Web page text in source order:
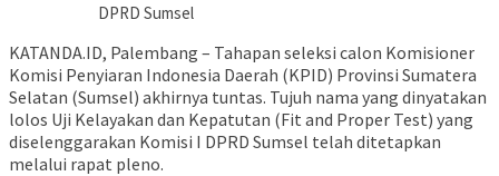
DPRD Sumsel
KATANDA.ID, Palembang – Tahapan seleksi calon Komisioner
Komisi Penyiaran Indonesia Daerah (KPID) Provinsi Sumatera
Selatan (Sumsel) akhirnya tuntas. Tujuh nama yang dinyatakan
lolos Uji Kelayakan dan Kepatutan (Fit and Proper Test) yang
diselenggarakan Komisi I DPRD Sumsel telah ditetapkan
melalui rapat pleno.